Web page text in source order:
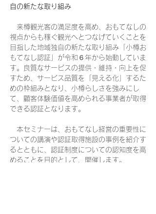
自の新たな取り組み
来樽観光客の満足度を高め、おもてなしの
視点からも稼ぐ観光へとつなげていくことを
目指した地域独自の新たな取り組み「小樽お
もてなし認証」が令和６年から始動していま
す。良質なサービスの提供・維持・向上を促
すため、サービス品質を「見える化」するた
めの枠組みとなり、小樽らしさを強みにし
て、顧客体験価値を高められる事業者が取得
できる認証となります。
本セミナーは、おもてなし経営の重要性に
ついての講演や認証取得施設の事例を紹介す
るとともに、認証制度についての認知度を高
めることを目的として、開催します。